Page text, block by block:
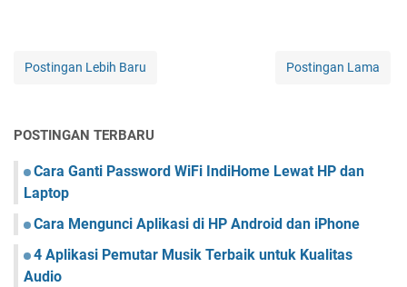
Postingan Lebih Baru Postingan Lama
POSTINGAN TERBARU
Cara Ganti Password WiFi IndiHome Lewat HP dan
Laptop
Cara Mengunci Aplikasi di HP Android dan iPhone
4 Aplikasi Pemutar Musik Terbaik untuk Kualitas
Audio